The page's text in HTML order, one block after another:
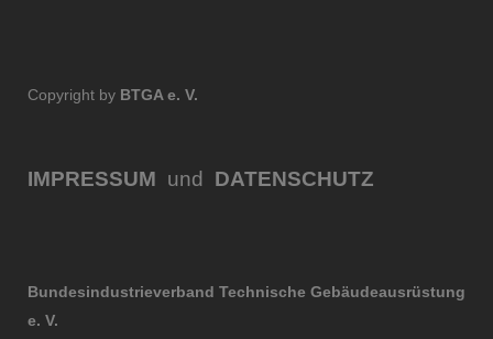
Copyright by BTGA e. V.
IMPRESSUM und DATENSCHUTZ
Bundesindustrieverband Technische Gebäudeausrüstung
e. V.